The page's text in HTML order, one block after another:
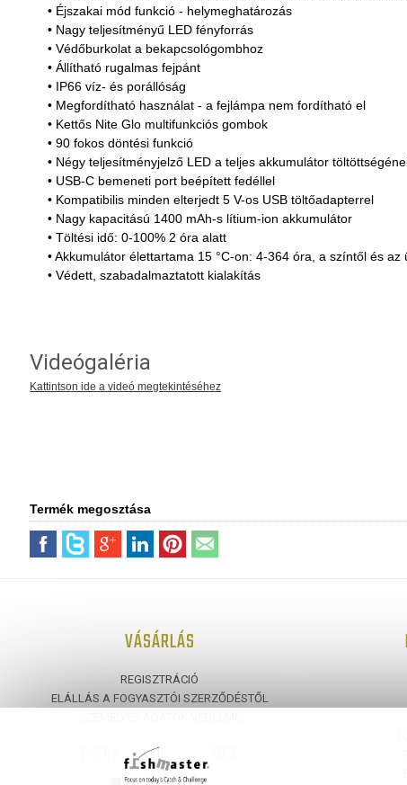
• Éjszakai mód funkció - helymeghatározás
• Nagy teljesítményű LED fényforrás
• Védőburkolat a bekapcsológombhoz
• Állítható rugalmas fejpánt
• IP66 víz- és porállóság
• Megfordítható használat - a fejlámpa nem fordítható el
• Kettős Nite Glo multifunkciós gombok
• 90 fokos döntési funkció
• Négy teljesítményjelző LED a teljes akkumulátor
• USB-C bemeneti port beépített fedéllel
• Kompatibilis minden elterjedt 5 V-os USB töltőadapterrel
• Nagy kapacitású 1400 mAh-s lítium-ion akkumulátor
• Töltési idő: 0-100% 2 óra alatt
• Akkumulátor élettartama 15 °C-on: 4-364 óra, a színtől és az
• Védett, szabadalmaztatott kialakítás
Videógaléria
Kattintson ide a videó megtekintéséhez
Termék megosztása
VÁSÁRLÁS
REGISZTRÁCIÓ
ELÁLLÁS A FOGYASZTÓI SZERZŐDÉSTŐL
FIZETÉSI LEHETŐSÉGEK